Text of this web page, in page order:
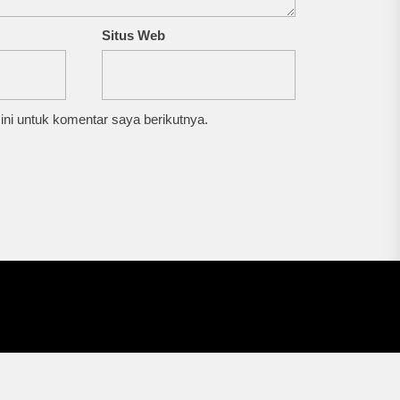
Situs Web
untuk komentar saya berikutnya.